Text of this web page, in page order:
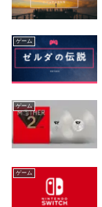
ゲーム
ゲーム
ゲーム